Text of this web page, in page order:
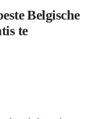
Belgische
te